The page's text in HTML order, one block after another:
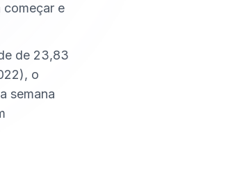
começar e
de 23,83
o
semana